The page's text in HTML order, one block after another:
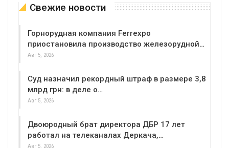
Свежие новости
Горнорудная компания Ferrexpo
приостановила производство железорудной…
Авг 5, 2026
Суд назначил рекордный штраф в размере 3,8
млрд грн: в деле о…
Авг 5, 2026
Двоюродный брат директора ДБР 17 лет
работал на телеканалах Деркача,…
Авг 5, 2026